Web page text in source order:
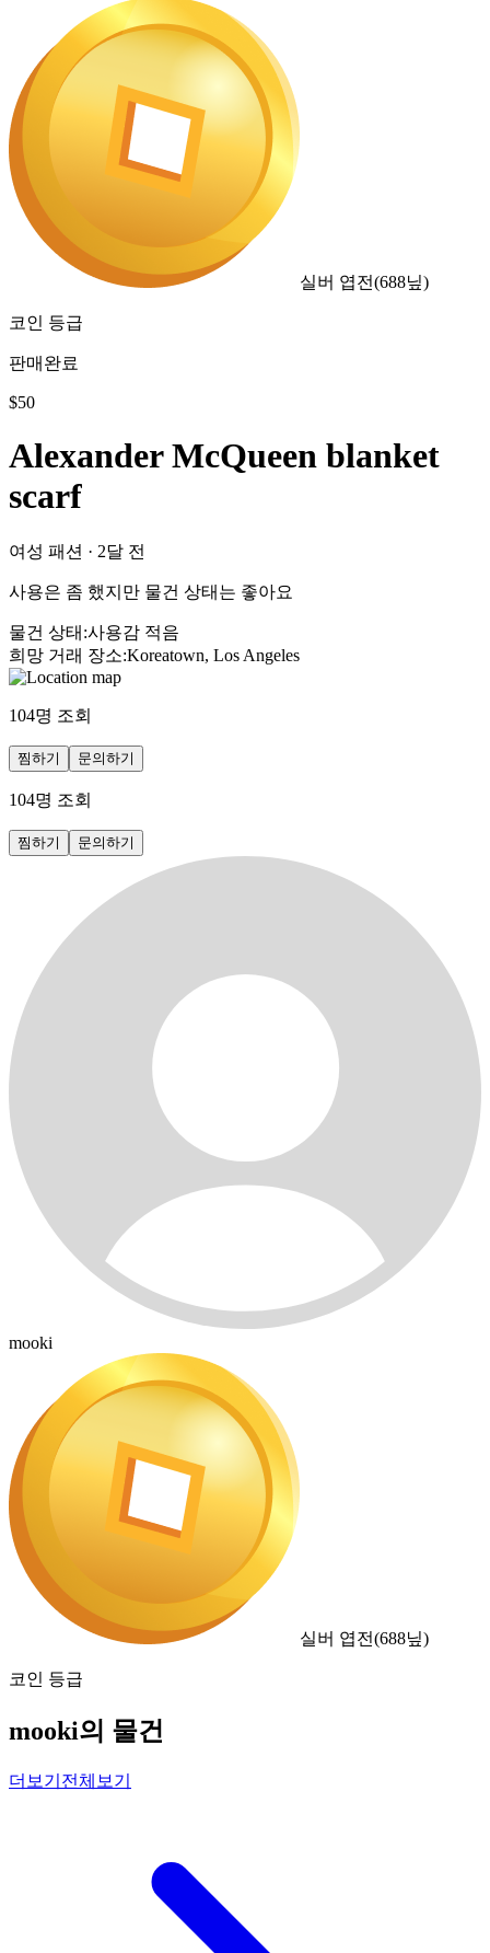
실버 엽전(688닢)
코인 등급
판매완료
$50
Alexander McQueen blanket
scarf
여성 패션 · 2달 전
사용은 좀 했지만 물건 상태는 좋아요
물건 상태 :사용감 적음
희망 거래 장소:Koreatown, Los Angeles
104명 조회
찜하기 문의하기
104명 조회
찜하기 문의하기
mooki
실버 엽전(688닢)
코인 등급
mooki의 물건
더보기 전체보기